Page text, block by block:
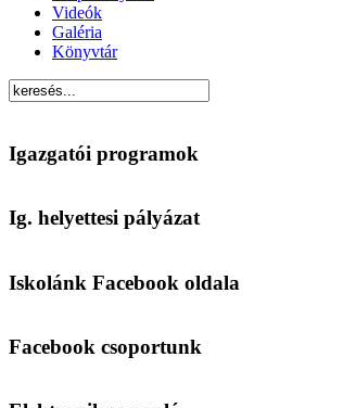
Videók
Galéria
Könyvtár
Igazgatói programok
Ig. helyettesi pályázat
Iskolánk Facebook oldala
Facebook csoportunk